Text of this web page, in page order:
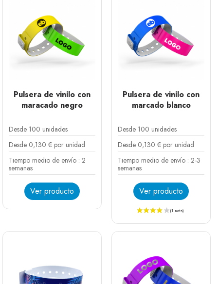
Pulsera de vinilo con
maracado negro
Desde 100 unidades
Desde 0,130 € por unidad
Tiempo medio de envío : 2
semanas
Ver producto
Morado fluo
Verde fluo
Rojo fluo
Naranja fluo
Rosa fluo
Amarillo fluo
Azul fluo
Rojo mat
Dorado
Plata
Azul cielo mat
Blanco mat
Pulsera de vinilo con
marcado blanco
Desde 100 unidades
Desde 0,130 € por unidad
Tiempo medio de envío : 2-3
semanas
Ver producto
Morado fluo
Verde fluo
Rojo fluo
Naranja fluo
Rosa fluo
Amarillo fluo
Azul fluo
Rojo mat
Dorado
Negro mat
Plata
Azul cielo mat